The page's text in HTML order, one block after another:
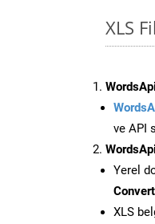
XLS
ve API
Yerel
XLS